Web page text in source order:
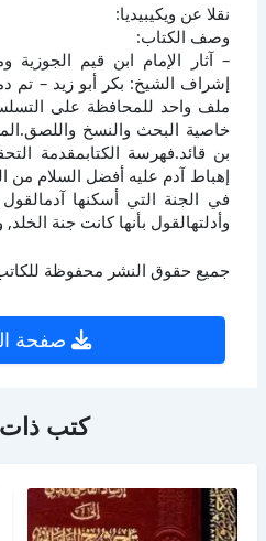
نقلا عن ويكيبيديا:
وصف الكتاب:
إشراف الشيخ: بكر أبو زيد –
ملف واحد للمحافظة على
خاصية البحث والنسخ
بن قائد.فهرسة الكتابمقدمة
إهباط آدم عليه أفضل السلام من
في الجنة التي أسكنها
وأدلتهالقول بأنها كانت جنة
جميع حقوق النشر محفوظة
صفحة
كتب